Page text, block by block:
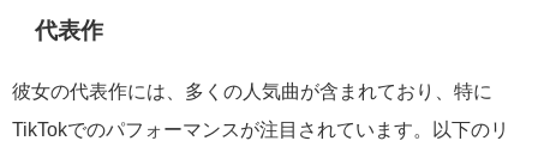
代表作
彼女の代表作には、多くの人気曲が含まれており、特に
TikTokでのパフォーマンスが注目されています。以下のリ